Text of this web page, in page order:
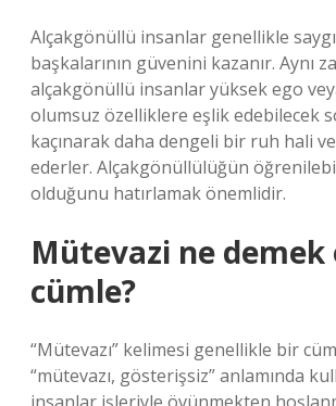
Alçakgönüllü insanlar genellikle
başkalarının güvenini kazanır. Aynı
alçakgönüllü insanlar yüksek ego
olumsuz özelliklere eşlik edebilecek
kaçınarak daha dengeli bir ruh hali
ederler. Alçakgönüllülüğün
olduğunu hatırlamak önemlidir.
Mütevazi ne
cümle?
“Mütevazı” kelimesi genellikle bir
“mütevazı, gösterişsiz” anlamında